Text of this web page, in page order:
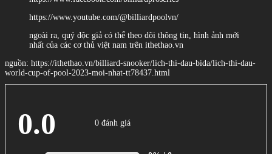
https://www.youtube.com/@billiardpoolvn/
ngoài ra, quý độc giả có thể theo dõi thông tin, hình ảnh mới
nhất của các cơ thủ việt nam trên ithethao.vn
nguồn: https://ithethao.vn/billiard-snooker/lich-thi-dau-bida/lich-thi-dau-
world-cup-of-pool-2023-moi-nhat-tt78437.html
0.0 0 đánh giá